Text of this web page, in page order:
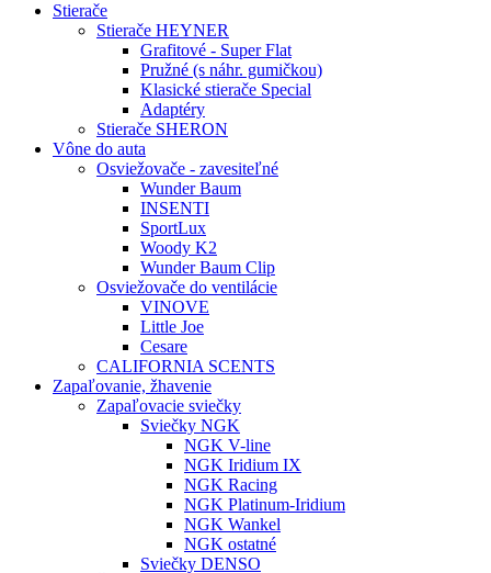
Stierače
Stierače HEYNER
Grafitové - Super Flat
Pružné (s náhr. gumičkou)
Klasické stierače Special
Adaptéry
Stierače SHERON
Vône do auta
Osviežovače - zavesiteľné
Wunder Baum
INSENTI
SportLux
Woody K2
Wunder Baum Clip
Osviežovače do ventilácie
VINOVE
Little Joe
Cesare
CALIFORNIA SCENTS
Zapaľovanie, žhavenie
Zapaľovacie sviečky
Sviečky NGK
NGK V-line
NGK Iridium IX
NGK Racing
NGK Platinum-Iridium
NGK Wankel
NGK ostatné
Sviečky DENSO